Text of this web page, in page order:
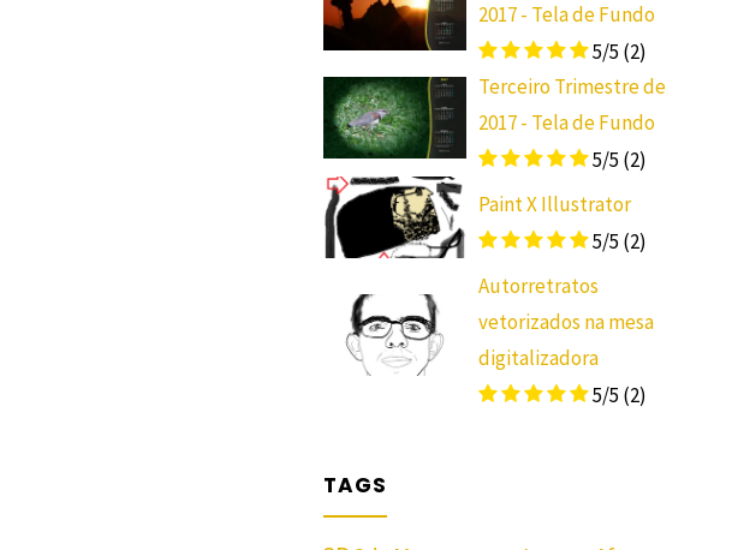
2017 - Tela de Fundo
5/5 (2)
Terceiro Trimestre de
2017 - Tela de Fundo
5/5 (2)
Paint X Illustrator
5/5 (2)
Autorretratos
vetorizados na mesa
digitalizadora
5/5 (2)
TAGS